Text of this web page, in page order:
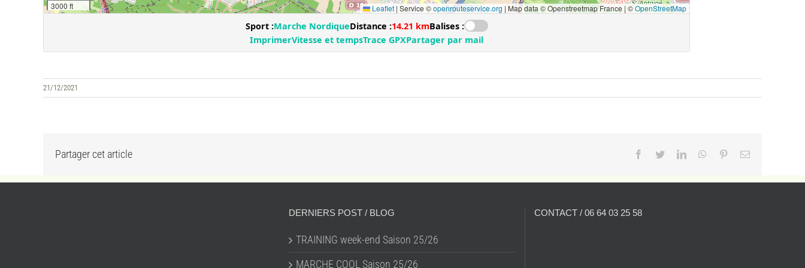
21/12/2021
Partager cet article Facebook
TwitterLinkedInWhatsApp
PinterestEmail
DERNIERS POST / BLOG
TRAINING week-end Saison 25/26
MARCHE COOL Saison 25/26
CONTACT / 06 64 03 25 58